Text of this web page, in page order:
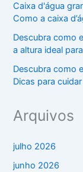
Caixa d'água
Como a caixa
Descubra como
a altura ideal
Descubra como
Dicas para
Arquivos
julho 2026
junho 2026